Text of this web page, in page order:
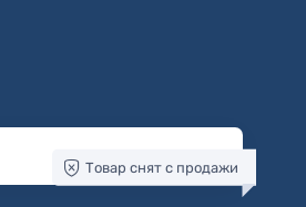
Товар снят с продажи